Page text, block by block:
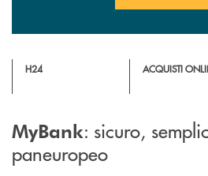
H24 ACQUISTI
MyBank: sicuro,
paneuropeo